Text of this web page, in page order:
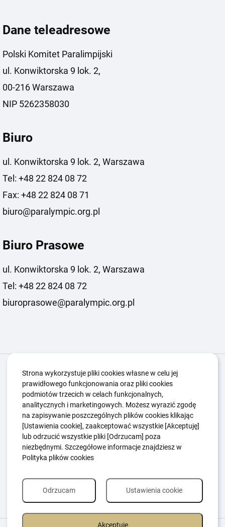
Dane teleadresowe
Polski Komitet Paralimpijski
ul. Konwiktorska 9 lok. 2,
00-216 Warszawa
NIP 5262358030
Biuro
ul. Konwiktorska 9 lok. 2, Warszawa
Tel: +48 22 824 08 72
Fax: +48 22 824 08 71
biuro@paralympic.org.pl
Biuro Prasowe
ul. Konwiktorska 9 lok. 2, Warszawa
Tel: +48 22 824 08 72
biuroprasowe@paralympic.org.pl
Igrzyska Paralimpijskie O nas
Kwalifikacje ZSK
Kluby Aktualności
Edukacja
Guttmanny Kontakt
Polityka Ochrony Dzieci
Sygnaliści
Polityka plików cookie
Strona wykorzystuje pliki cookies własne w celu jej
prawidłowego funkcjonowania oraz pliki cookies
podmiotów trzecich w celach funkcjonalnych,
analitycznych i marketingowych. Możesz wyrazić zgodę
na zapisywanie poszczególnych plików cookies klikając
[Ustawienia cookie], zaakceptować wszystkie [Akceptuję]
lub odrzucić wszystkie pliki [Odrzucam] poza
niezbędnymi. Szczegółowe informacje znajdziesz w
Polityka plików cookies
Akceptuję
Ustawienia cookie
Odrzucam